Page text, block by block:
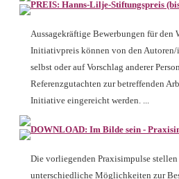
PREIS: Hanns-Lilje-Stiftungspreis
Aussagekräftige Bewerbungen für den
Initiativpreis können von den Autoren/
selbst oder auf Vorschlag anderer
Referenzgutachten zur betreffenden
Initiative eingereicht werden. ...
DOWNLOAD: Im Bilde sein -
Die vorliegenden Praxisimpulse
unterschiedliche Möglichkeiten zur